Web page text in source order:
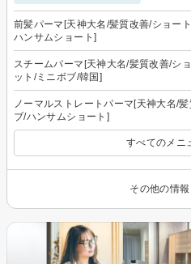
前髪パーマ[天神大名/髪質改善/ショー
ハンサムショート]
スチームパーマ[天神大名/髪質改善/シ
ット/ミニボブ/韓国]
ノーマルストレートパーマ[天神大名/
ブ/ハンサムショート]
すべてのメニ
その他の情